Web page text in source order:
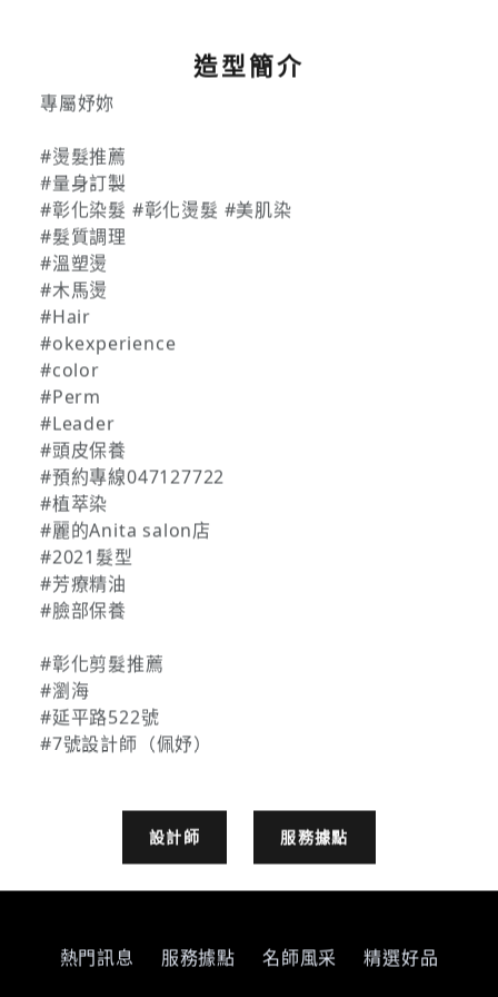
造型簡介
專屬妤妳
#燙髮推薦
#量身訂製
#彰化染髮 #彰化燙髮 #美肌染
#髮質調理
#溫塑燙
#木馬燙
#Hair
#okexperience
#color
#Perm
#Leader
#頭皮保養
#預約專線047127722
#植萃染
#麗的Anita salon店
#2021髮型
#芳療精油
#臉部保養
#彰化剪髮推薦
#瀏海
#延平路522號
#7號設計師（佩妤）
設計師 服務據點
熱門訊息 服務據點 名師風采 精選好品